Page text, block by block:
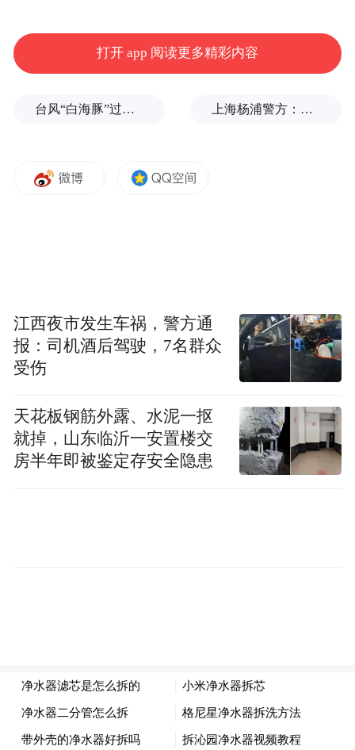
从挂号咨询到检查治疗,每一个环节都严格遵
循保密制度,确保患者的个人信息不被泄露。
诊室和休息区,让患者在轻松愉悦的氛围中接
为了保证医疗质量和患者安全,广州华医中医
广州华医中医医院凭借其专业的技术力量、
温馨周到的服务态度以及对男性健康的深切
关怀,成为了众多男性朋友心中的信赖之选。
优化服务流程,提高服务质量,为广大男性同胞
的健康保驾护航。让我们一起携手,共同迎接
by the user of Dafeng Hao, which is a social media
platform and merely provides information storage
打开 app 阅读更多精彩内容
台风“白海豚”过境，路人奋力将倒伏树木拖到路边 上海杨浦警方：男子为博取关注发布涉台风不实信息，被拘
江西夜市发生车祸，警方通
报：司机酒后驾驶，7名群众
受伤
天花板钢筋外露、水泥一抠
就掉，山东临沂一安置楼交
房半年即被鉴定存安全隐患